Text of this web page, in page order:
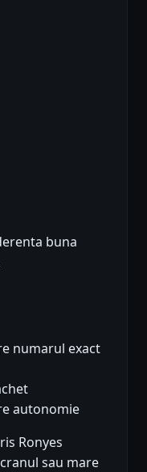
buna
numarul exact
autonomie
Ronyes
sau mare